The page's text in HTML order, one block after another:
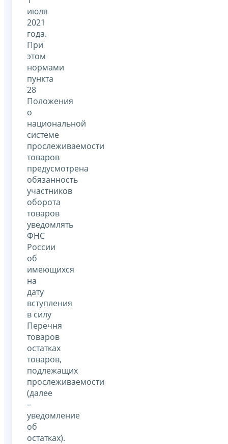
июля
2021
года.
При
этом
нормами
пункта
28
Положения
о
национальной
системе
прослеживаемости
товаров
предусмотрена
обязанность
участников
оборота
товаров
уведомлять
ФНС
России
об
имеющихся
на
дату
вступления
в силу
Перечня
товаров
остатках
товаров,
подлежащих
прослеживаемости
(далее
–
уведомление
об
остатках).